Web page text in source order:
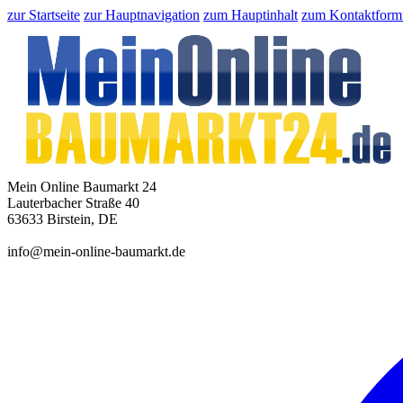
zur Startseite zur Hauptnavigation zum Hauptinhalt zum
Mein Online Baumarkt 24
Lauterbacher Straße 40
63633 Birstein, DE
info@mein-online-baumarkt.de